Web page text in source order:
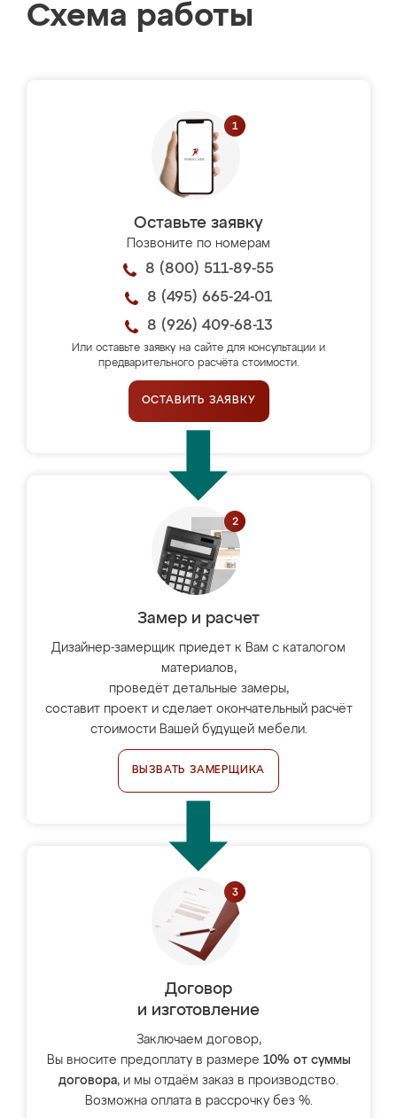
Схема работы
Оставьте заявку
Позвоните по номерам
8 (800) 511-89-55
8 (495) 665-24-01
8 (926) 409-68-13
Или оставьте заявку на сайте для консультации и
предварительного расчёта стоимости.
ОСТАВИТЬ ЗАЯВКУ
Замер и расчет
Дизайнер-замерщик приедет к Вам с каталогом
материалов,
проведёт детальные замеры,
составит проект и сделает окончательный расчёт
стоимости Вашей будущей мебели.
ВЫЗВАТЬ ЗАМЕРЩИКА
Договор
и изготовление
Заключаем договор,
Вы вносите предоплату в размере 10% от суммы
договора, и мы отдаём заказ в производство.
Возможна оплата в рассрочку без %.